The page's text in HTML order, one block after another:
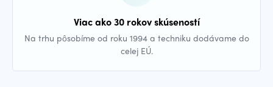
Viac ako 30 rokov skúseností
Na trhu pôsobíme od roku 1994 a techniku dodávame do
celej EÚ.